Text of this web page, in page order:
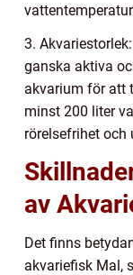
3.
ganska aktiva
akvarium för att
minst 200 liter
rörelsefrihet och
av
Det finns
akvariefisk Mal,